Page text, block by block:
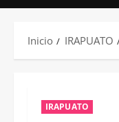
Inicio IRAPUATO
IRAPUATO